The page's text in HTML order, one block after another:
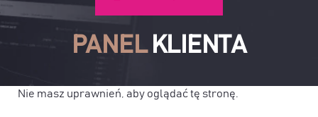
SKUTECZNOŚĆ ANALIZ
PANEL KLIENTA
Nie masz uprawnień, aby oglądać tę stronę.